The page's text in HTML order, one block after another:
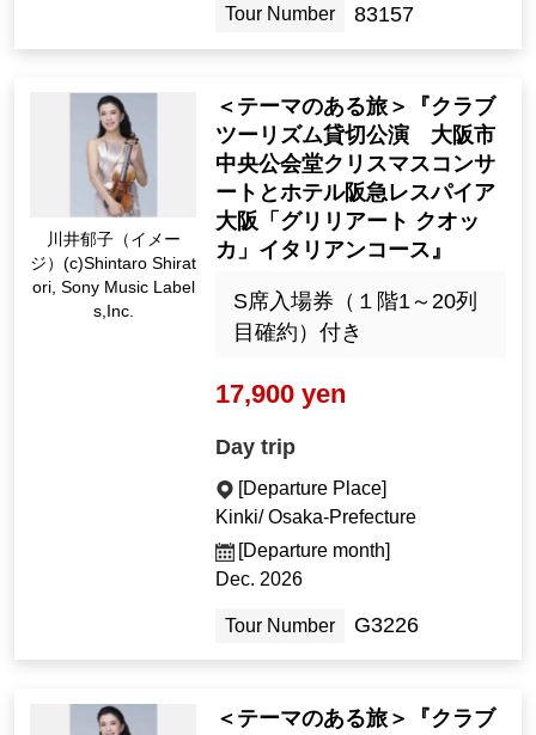
Tour Number 83157
川井郁子（イメー
ジ）(c)Shintaro Shirat
ori, Sony Music Label
s,Inc.
＜テーマのある旅＞『クラブ
ツーリズム貸切公演 大阪市
中央公会堂クリスマスコンサ
ートとホテル阪急レスパイア
大阪「グリリアート クオッ
カ」イタリアンコース』
S席入場券（１階1～20列
目確約）付き
17,900 yen
Day trip
[Departure Place]
Kinki/ Osaka-Prefecture
[Departure month]
Dec. 2026
Tour Number G3226
＜テーマのある旅＞『クラブ